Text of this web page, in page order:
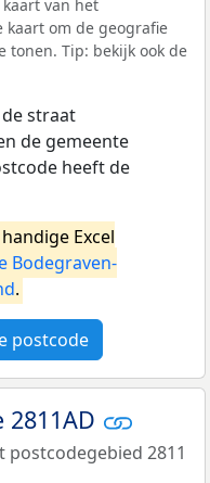
van het
kaart om de geografie
tonen. Tip: bekijk ook de
straat
de gemeente
heeft de
Excel
Bodegraven-
.
postcode
postcodegebied 2811